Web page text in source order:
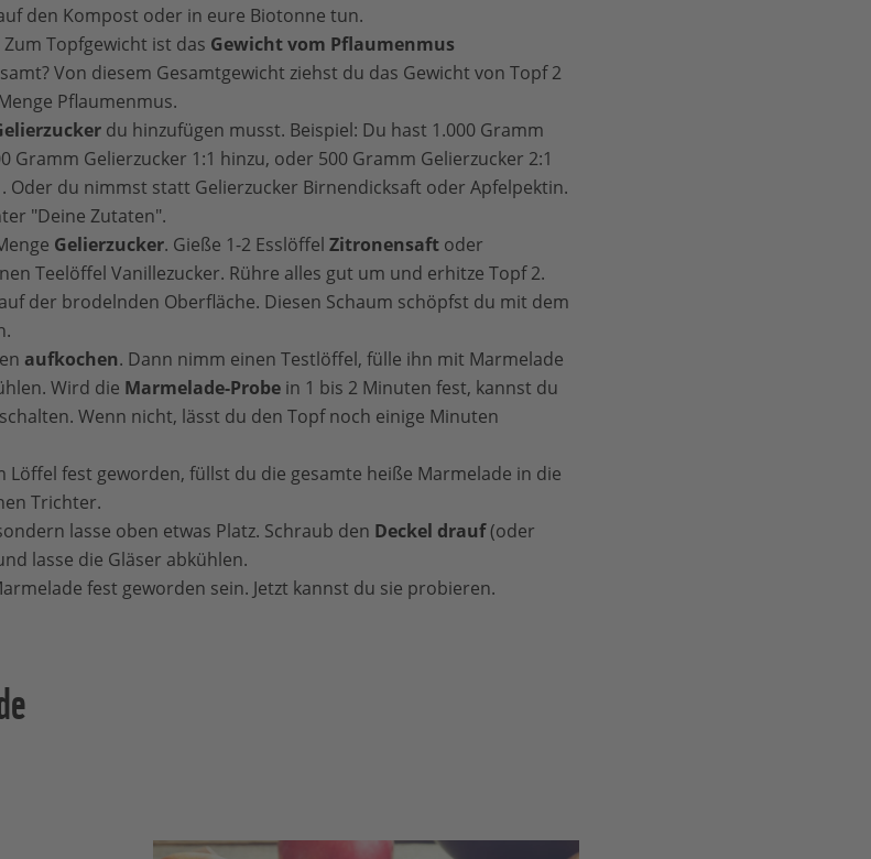
den Kompost oder in eure Biotonne tun.
Topfgewicht ist das Gewicht vom Pflaumenmus
Von diesem Gesamtgewicht ziehst du das Gewicht von Topf 2
Pflaumenmus.
du hinzufügen musst. Beispiel: Du hast 1.000 Gramm
Gramm Gelierzucker 1:1 hinzu, oder 500 Gramm Gelierzucker 2:1
Oder du nimmst statt Gelierzucker Birnendicksaft oder Apfelpektin.
"Deine Zutaten".
Gelierzucker. Gieße 1-2 Esslöffel Zitronensaftoder
Teelöffel Vanillezucker. Rühre alles gut um und erhitze Topf 2.
der brodelnden Oberfläche. Diesen Schaum schöpfst du mit dem
aufkochen. Dann nimm einen Testlöffel, fülle ihn mit Marmelade
Wird die Marmelade-Probein 1 bis 2 Minuten fest, kannst du
Wenn nicht, lässt du den Topf noch einige Minuten
fest geworden, füllst du die gesamte heiße Marmelade in die
Trichter.
lasse oben etwas Platz. Schraub den Deckel drauf(oder
lasse die Gläser abkühlen.
fest geworden sein. Jetzt kannst du sie probieren.